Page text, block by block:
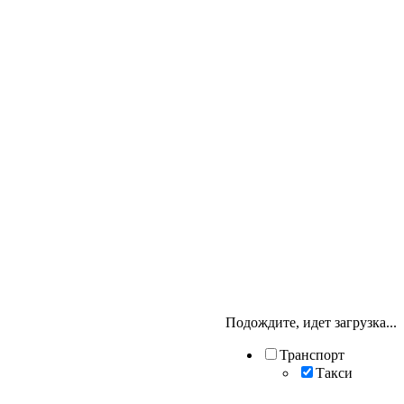
Подождите, идет загрузка...
Транспорт
Такси